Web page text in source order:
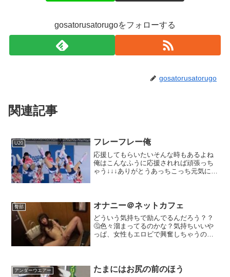
gosatorusatorugoをフォローする
gosatorusatorugo
関連記事
U20 フレーフレー俺
応援してもらいたいそんな時もあるよね
俺はこんなふうに応援されれば頑張っち
ゃう↓↓↓ありがとうあっちこっち元気にな
とう♪いじっ...
臀部 オナニー＠ネットカフェ
どういう気持ちで励んでるんだろう？？
🤔色々溜まってるのかな？気持ちいいや
っぱ、女性もエロビで興奮しちゃうの？
まで書いて気づいたけど今...
アンダーウエアー たまにはお尻の前のほう